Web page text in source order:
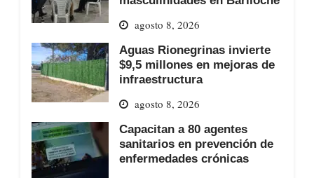
agosto 8, 2026
Aguas Rionegrinas invierte
$9,5 millones en mejoras de
infraestructura
agosto 8, 2026
Capacitan a 80 agentes
sanitarios en prevención de
enfermedades crónicas